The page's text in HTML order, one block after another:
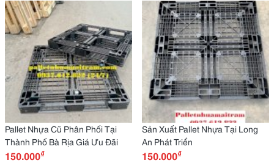
Pallet Nhựa Cũ Phân Phối Tại
Thành Phố Bà Rịa Giá Ưu Đãi
150.000₫
Sản Xuất Pallet Nhựa Tại Long
An Phát Triển
150.000₫